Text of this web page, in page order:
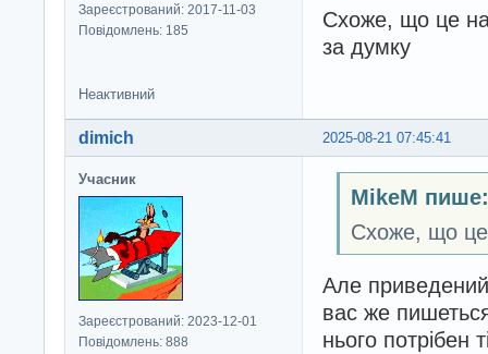
Зареєстрований: 2017-11-03
Повідомлень: 185
Схоже, що це
за думку
Неактивний
2025-08-21 07:45:41
dimich
Учасник
Зареєстрований: 2023-12-01
Повідомлень: 888
MikeM пише:
Схоже, що це
Але приведений
вас же
нього потрібен